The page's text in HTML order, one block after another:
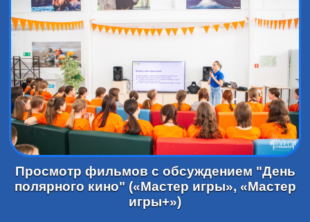
Просмотр фильмов с обсуждением "День
полярного кино" («Мастер игры», «Мастер
игры+»)